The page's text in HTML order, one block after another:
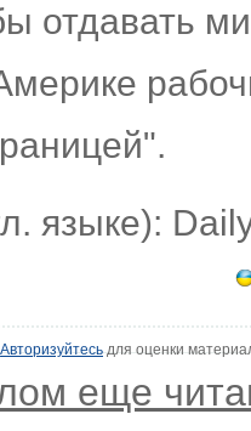
отдавать
языке):
Авторизуйтесьдля оценки
еще